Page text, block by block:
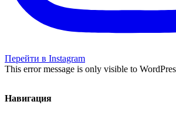
Перейти в Instagram
This error message is only visible to
Навигация